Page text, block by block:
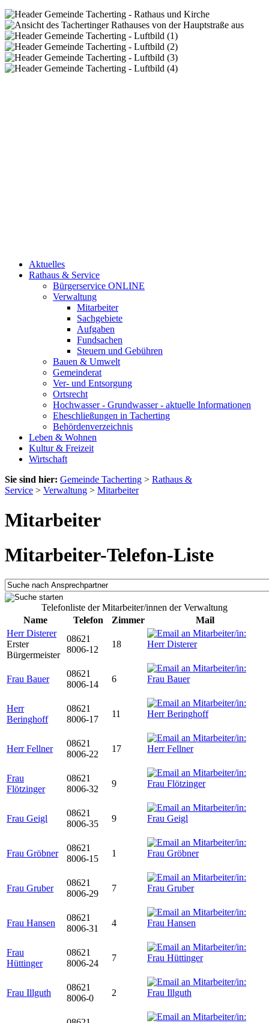
Aktuelles
Rathaus & Service
Bürgerservice ONLINE
Verwaltung
Mitarbeiter
Sachgebiete
Aufgaben
Fundsachen
Steuern und Gebühren
Bauen & Umwelt
Gemeinderat
Ver- und Entsorgung
Ortsrecht
Hochwasser - Grundwasser - aktuelle Informationen
Eheschließungen in Tacherting
Behördenverzeichnis
Leben & Wohnen
Kultur & Freizeit
Wirtschaft
Sie sind hier: Gemeinde Tacherting > Rathaus &
Service > Verwaltung > Mitarbeiter
Mitarbeiter
Mitarbeiter-Telefon-Liste
Telefonliste der Mitarbeiter/innen der Verwaltung
Name
Telefon Zimmer
Mail
Herr Disterer
Erster
Bürgermeister
08621
8006-12
18
Frau Bauer
08621
8006-14
6
Herr
Beringhoff
08621
8006-17
11
Herr Fellner
08621
8006-22
17
Frau
Flötzinger
08621
8006-32
9
Frau Geigl
08621
8006-35
9
Frau Gröbner
08621
8006-15
1
Frau Gruber
08621
8006-29
7
Frau Hansen
08621
8006-31
4
Frau
Hüttinger
08621
8006-24
7
Frau Illguth
08621
8006-0
2